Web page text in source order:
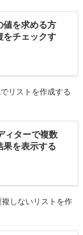
値を求める方
をチェックす
リストを作成する
ィターで複数
果を表示する
複しないリストを作